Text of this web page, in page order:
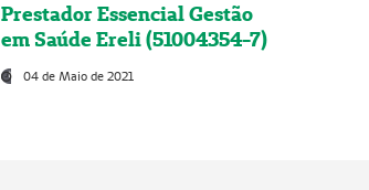
Prestador Essencial Gestão
em Saúde Ereli (51004354-7)
04 de Maio de 2021